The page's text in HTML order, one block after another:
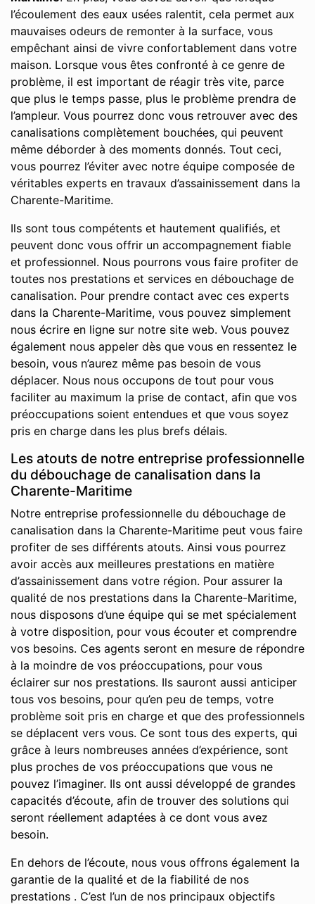
l’écoulement des eaux usées ralentit, cela permet aux
mauvaises odeurs de remonter à la surface, vous
empêchant ainsi de vivre confortablement dans votre
maison. Lorsque vous êtes confronté à ce genre de
problème, il est important de réagir très vite, parce
que plus le temps passe, plus le problème prendra de
l’ampleur. Vous pourrez donc vous retrouver avec des
canalisations complètement bouchées, qui peuvent
même déborder à des moments donnés. Tout ceci,
vous pourrez l’éviter avec notre équipe composée de
véritables experts en travaux d’assainissement dans la
Charente-Maritime.
Ils sont tous compétents et hautement qualifiés, et
peuvent donc vous offrir un accompagnement fiable
et professionnel. Nous pourrons vous faire profiter de
toutes nos prestations et services en débouchage de
canalisation. Pour prendre contact avec ces experts
dans la Charente-Maritime, vous pouvez simplement
nous écrire en ligne sur notre site web. Vous pouvez
également nous appeler dès que vous en ressentez le
besoin, vous n’aurez même pas besoin de vous
déplacer. Nous nous occupons de tout pour vous
faciliter au maximum la prise de contact, afin que vos
préoccupations soient entendues et que vous soyez
pris en charge dans les plus brefs délais.
Les atouts de notre entreprise professionnelle
du débouchage de canalisation dans la
Charente-Maritime
Notre entreprise professionnelle du débouchage de
canalisation dans la Charente-Maritime peut vous faire
profiter de ses différents atouts. Ainsi vous pourrez
avoir accès aux meilleures prestations en matière
d’assainissement dans votre région. Pour assurer la
qualité de nos prestations dans la Charente-Maritime,
nous disposons d’une équipe qui se met spécialement
à votre disposition, pour vous écouter et comprendre
vos besoins. Ces agents seront en mesure de répondre
à la moindre de vos préoccupations, pour vous
éclairer sur nos prestations. Ils sauront aussi anticiper
tous vos besoins, pour qu’en peu de temps, votre
problème soit pris en charge et que des professionnels
se déplacent vers vous. Ce sont tous des experts, qui
grâce à leurs nombreuses années d’expérience, sont
plus proches de vos préoccupations que vous ne
pouvez l’imaginer. Ils ont aussi développé de grandes
capacités d’écoute, afin de trouver des solutions qui
seront réellement adaptées à ce dont vous avez
besoin.
En dehors de l’écoute, nous vous offrons également la
garantie de la qualité et de la fiabilité de nos
prestations . C’est l’un de nos principaux objectifs